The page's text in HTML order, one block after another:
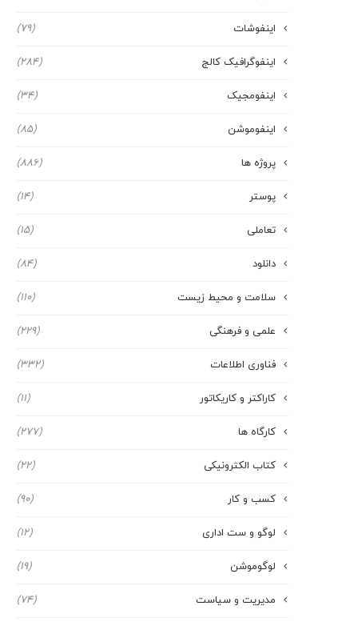
اینفوشات (79)
اینفوگرافیک کالج (284)
اینفومجیک (34)
اینفوموشن (85)
پروژه ها (886)
پوستر (14)
تعاملی (15)
دانلود (84)
سلامت و محیط زیست (110)
علمی و فرهنگی (229)
فناوری اطلاعات (332)
کاراکتر و کاریکاتور (11)
کارگاه ها (277)
کتاب الکترونیکی (22)
کسب و کار (90)
لوگو و ست اداری (12)
لوگوموشن (19)
مدیریت و سیاست (74)